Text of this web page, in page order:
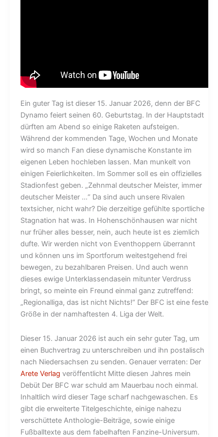
Ein guter Tag ist dieser 15. Januar 2026, denn der BFC
Dynamo feiert seinen 60. Geburtstag. In der Hauptstadt
dürften am Abend so einige Raketen aufsteigen.
Während der kommenden Tage, Wochen und Monate
wird so manch Fan diese dynamische Konstante im
eigenen Leben hochleben lassen. Man munkelt von
einigen Feierlichkeiten. Im Sommer soll es ein offizielles
Stadionfest geben. „Zehnmal deutscher Meister, immer
deutscher Meister …“ Da sind auch unsere Rivalen
textsicher, nicht wahr? Die derzeitige gefühlte sportliche
Stagnation hat was. In Hohenschönhausen war nicht
nur früher alles besser, nein, auch heute ist es ziemlich
dufte. Wir werden nicht von Eventhoppern überrannt
und können uns im Sportforum weitestgehend frei
bewegen, zu bezahlbaren Preisen. Und auch wenn
dieses ewige Unterklassendasein mitunter Verdruss
bringt, so meinte ein Freund einmal ganz zutreffend:
„Regionalliga, das ist nicht Nichts!“ Der BFC ist eine feste
Größe in der namhaftesten 4. Liga der Welt.
Dieser 15. Januar 2026 ist auch ein sehr guter Tag, um
einen Buchvertrag zu unterschreiben und ihn postalisch
nach Niedersachsen zu senden. Genauer verraten: Der
Arete Verlag veröffentlicht Mitte diesen Jahres mein
Debüt Der BFC war schuld am Mauerbau noch einmal.
Inhaltlich wird dieser Tage scharf nachgewaschen. Es
gibt die erweiterte Titelgeschichte, einige nahezu
verschüttete Anthologie-Beiträge, sowie einige
Fußballtexte aus dem fabelhaften Fanzine-Universum.